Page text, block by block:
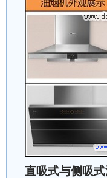
直吸式与侧吸